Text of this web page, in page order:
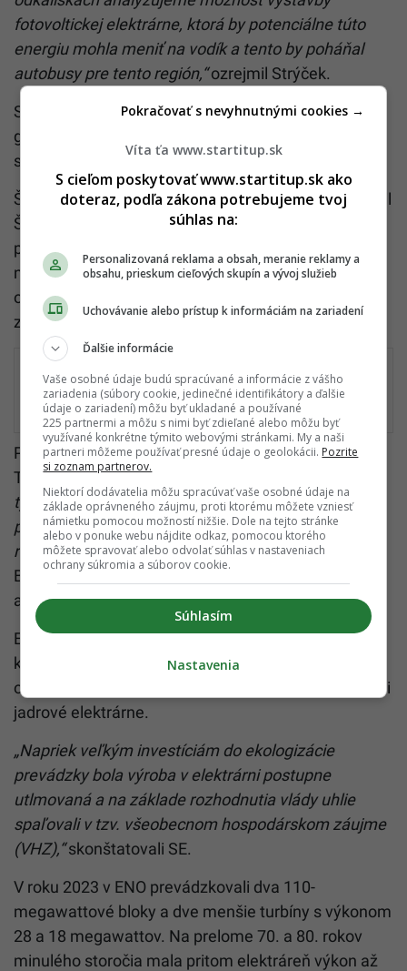
fotovoltickej elektrárne, ktorá by potenciálne túto
energiu mohla meniť na vodík a tento by poháňal
autobusy pre tento región,“ozrejmil Strýček.
SE už rieši na projekt povoľovacie konanie,
generálny riaditeľ nevylúčil ani možnosť výstavby
spaľovne alebo nejaký iný zdroj elektriny.
Štátny tajomník Ministerstva hospodárstva SR Kamil
Šaško označil odstavenie elektrárne za jasný krok a
prihlásenie sa k záväzku klimaticky čistejšiemu a
neutrálnejšiemu Slovensku do roku 2050. Rezort sa
otázkou budúcnosti regiónu podľa neho intenzívne
zaoberá.
Dokáž, že rozumieš známym slovám
našich „poľských bratov“. Niektoré
potrápia aj expertov
Projekt rekvalifikácií pre zamestnancov pripravil
Trenčiansky samosprávny kraj (TSK).
týka i zamestnancov SE, ktorí budú šesť mesiacov
poberať priemernú mzdu a budú sa môcť
rekvalifikovať,“pripomenul predseda TSK Jaroslav
Baška. Kraj sa plánuje zapojiť i do výzvy na vodíkové
autobusy.
ENO začali svoju činnosť v roku 1953, z pozície
kľúčového výrobcu elektriny ich od polovice
osemdesiatych rokov 20. storočia postupne vytláčali
jadrové elektrárne.
„Napriek veľkým investíciám do ekologizácie
prevádzky bola výroba v elektrárni postupne
utlmovaná a na základe rozhodnutia vlády uhlie
spaľovali v tzv. všeobecnom hospodárskom záujme
(VHZ),“skonštatovali SE.
V roku 2023 v ENO prevádzkovali dva 110-
megawattové bloky a dve menšie turbíny s výkonom
28 a 18 megawattov. Na prelome 70. a 80. rokov
minulého storočia mala pritom elektráreň výkon až
Víta ťa www.startitup.sk
S cieľom poskytovať www.startitup.sk ako
doteraz, podľa zákona potrebujeme tvoj
súhlas na:
Personalizovaná reklama a obsah, meranie reklamy a
obsahu, prieskum cieľových skupín a vývoj služieb
Uchovávanie alebo prístup k informáciám na zariadení
Ďalšie informácie
Vaše osobné údaje budú spracúvané a informácie z vášho
zariadenia (súbory cookie, jedinečné identifikátory a ďalšie
údaje o zariadení) môžu byť ukladané a používané
225 partnermi a môžu s nimi byť zdieľané alebo môžu byť
využívané konkrétne týmito webovými stránkami. My a naši
partneri môžeme používať presné údaje o geolokácii. Pozrite
si zoznam partnerov.
Niektorí dodávatelia môžu spracúvať vaše osobné údaje na
základe oprávneného záujmu, proti ktorému môžete vzniesť
námietku pomocou možností nižšie. Dole na tejto stránke
alebo v ponuke webu nájdite odkaz, pomocou ktorého
môžete spravovať alebo odvolať súhlas v nastaveniach
ochrany súkromia a súborov cookie.
Súhlasím
Pokračovať s nevyhnutnými cookies →
Nastavenia